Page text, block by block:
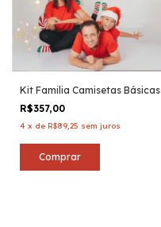
Kit Familia Camisetas Básicas
R$357,00
4 x de R$89,25 sem juros
Comprar